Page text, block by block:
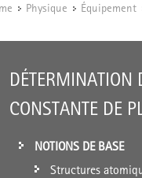
/ Physique / Équipement
DÉTERMINATION
CONSTANTE DE
NOTIONS DE BASE
Structures